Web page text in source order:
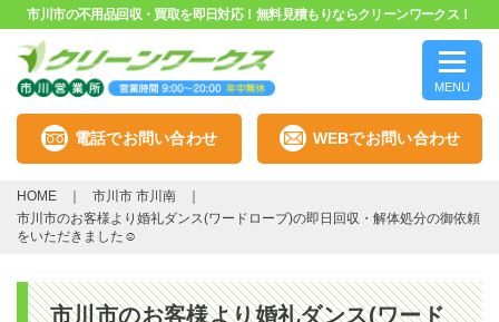
市川市の不用品回収・買取を即日対応！無料見積もりならクリーンワークス！
MENU
電話でお問い合わせ WEBでお問い合わせ
HOME
市川市 市川南
市川市のお客様より婚礼ダンス(ワードローブ)の即日回収・解体処分の御依頼
をいただきました☺️
市川市のお客様より婚礼ダンス(ワード